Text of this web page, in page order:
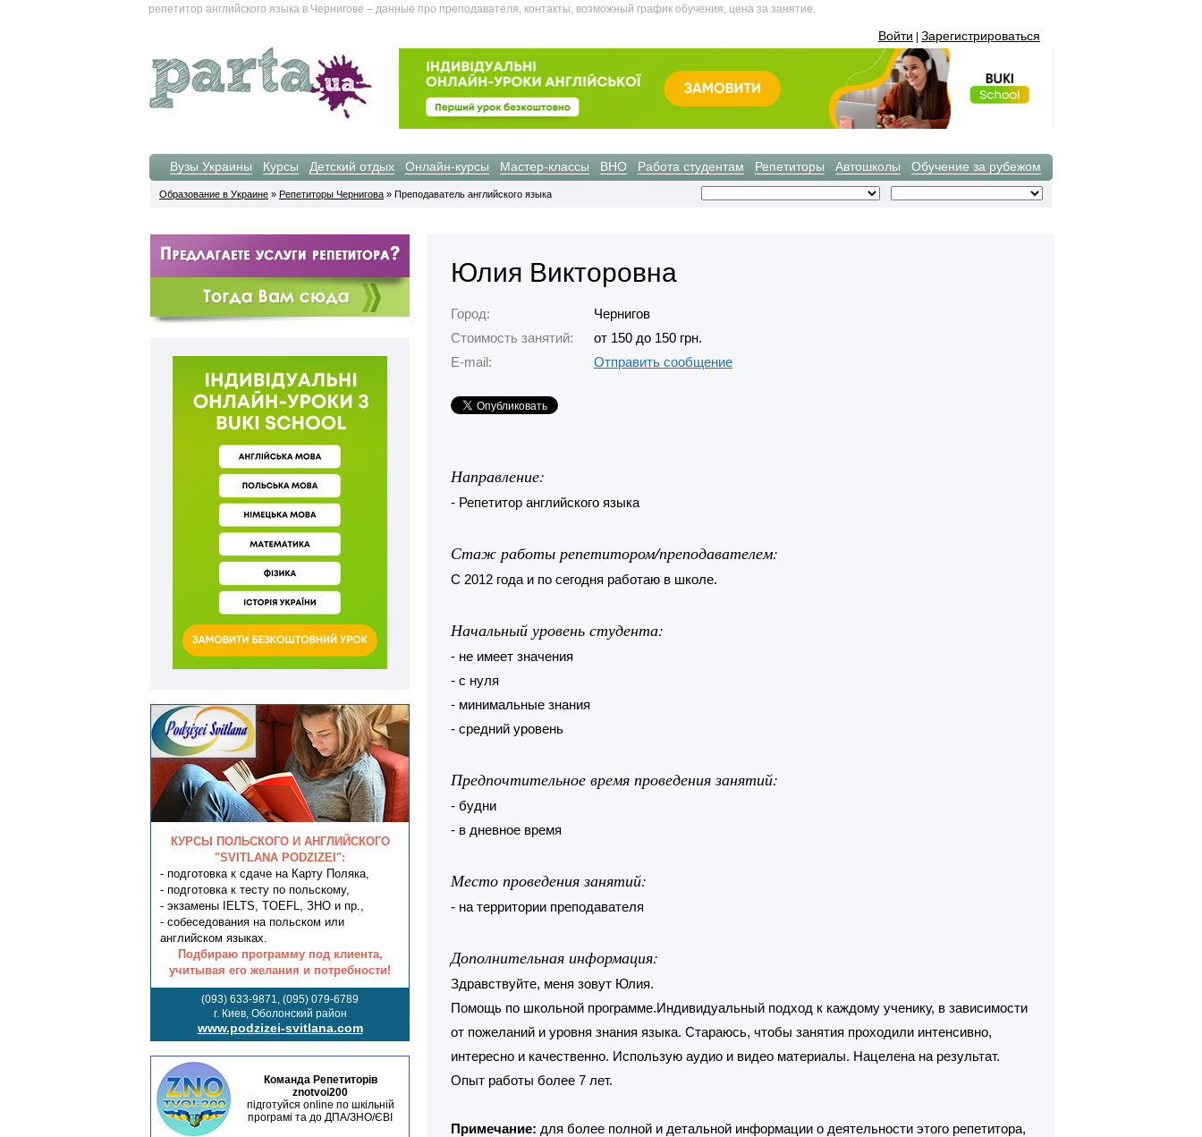
репетитор английского языка в Чернигове – данные про преподавателя, контакты, возможный график обучения, цена за занятие.
Войти Зарегистрироваться
Вузы Украины Курсы Детский отдых Онлайн-курсы Мастер-классы ВНО Работа студентам Репетиторы Автошколы Обучение за рубежом
Образование в Украине » Репетиторы Чернигова » Преподаватель английского языка
Юлия Викторовна
Город:
Чернигов
Стоимость занятий:
от 150 до 150 грн.
E-mail:
Отправить сообщение
Направление:
- Репетитор английского языка
Стаж работы репетитором/преподавателем:
С 2012 года и по сегодня работаю в школе.
Начальный уровень студента:
- не имеет значения
- с нуля
- минимальные знания
- средний уровень
Предпочтительное время проведения занятий:
- будни
- в дневное время
Место проведения занятий:
- на территории преподавателя
Дополнительная информация:
Здравствуйте, меня зовут Юлия.
Помощь по школьной программе.Индивидуальный подход к каждому ученику, в зависимости
от пожеланий и уровня знания языка. Стараюсь, чтобы занятия проходили интенсивно,
интересно и качественно. Использую аудио и видео материалы. Нацелена на результат.
Опыт работы более 7 лет.
Примечание: для более полной и детальной информации о деятельности этого репетитора,
КУРСЫ ПОЛЬСКОГО И АНГЛИЙСКОГО
"SVITLANA PODZIZEI":
- подготовка к сдаче на Карту Поляка,
- подготовка к тесту по польскому,
- экзамены IELTS, TOEFL, ЗНО и пр.,
- собеседования на польском или
английском языках.
Подбираю программу под клиента,
учитывая его желания и потребности!
(093) 633-9871, (095) 079-6789
г. Киев, Оболонский район
www.podzizei-svitlana.com
Команда Репетиторів
znotvoi200
підготуйся online по шкільній
програмі та до ДПА/ЗНО/ЄВІ